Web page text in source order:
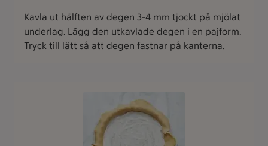
Kavla ut hälften av degen 3-4 mm tjockt på mjölat
underlag. Lägg den utkavlade degen i en pajform.
Tryck till lätt så att degen fastnar på kanterna.